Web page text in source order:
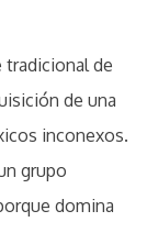
tradicional de
de una
inconexos.
grupo
domina